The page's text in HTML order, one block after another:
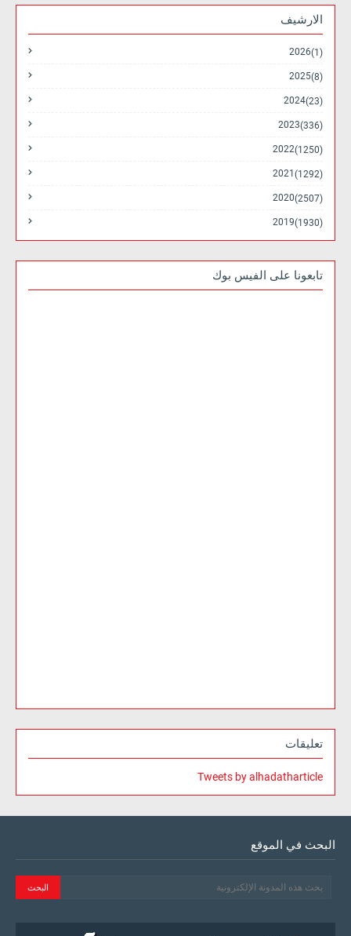
الارشيف
2026 (1)
2025 (8)
2024 (23)
2023 (336)
2022 (1250)
2021 (1292)
2020 (2507)
2019 (1930)
تابعونا على الفيس بوك
تعليقات
Tweets by alhadatharticle
البحث في الموقع